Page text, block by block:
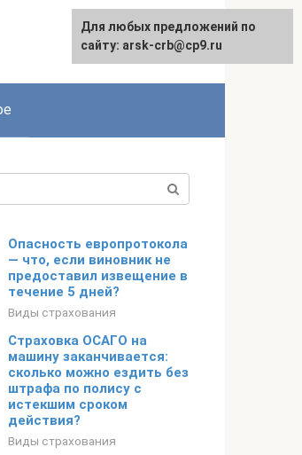
Опасность европротокола
— что, если виновник не
предоставил извещение в
течение 5 дней?
Виды страхования
Страховка ОСАГО на
машину заканчивается:
сколько можно ездить без
штрафа по полису с
истекшим сроком
действия?
Виды страхования
Для любых предложений по
сайту: arsk-crb@cp9.ru